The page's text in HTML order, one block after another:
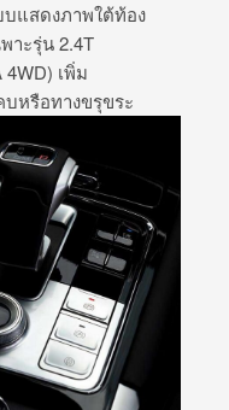
บแสดงภาพใต้ท้อง
าะรุ่น 2.4T
4WD) เพิ่ม
หรือทางขรุขระ